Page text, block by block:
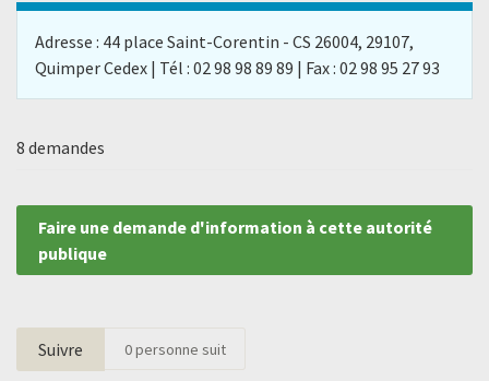
Adresse : 44 place Saint-Corentin - CS 26004, 29107,
Quimper Cedex | Tél : 02 98 98 89 89 | Fax : 02 98 95 27 93
8 demandes
Faire une demande d'information à cette autorité
publique
Suivre 0personne suit